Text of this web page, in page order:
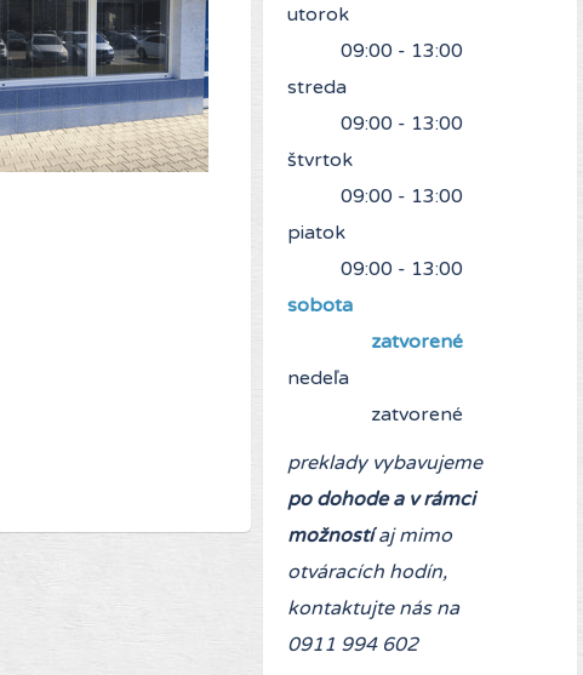
utorok
09:00 - 13:00
streda
09:00 - 13:00
štvrtok
09:00 - 13:00
piatok
09:00 - 13:00
sobota
zatvorené
nedeľa
zatvorené
preklady vybavujeme
po dohode a v rámci
možnostíaj mimo
otváracích hodín,
kontaktujte nás na
0911 994 602